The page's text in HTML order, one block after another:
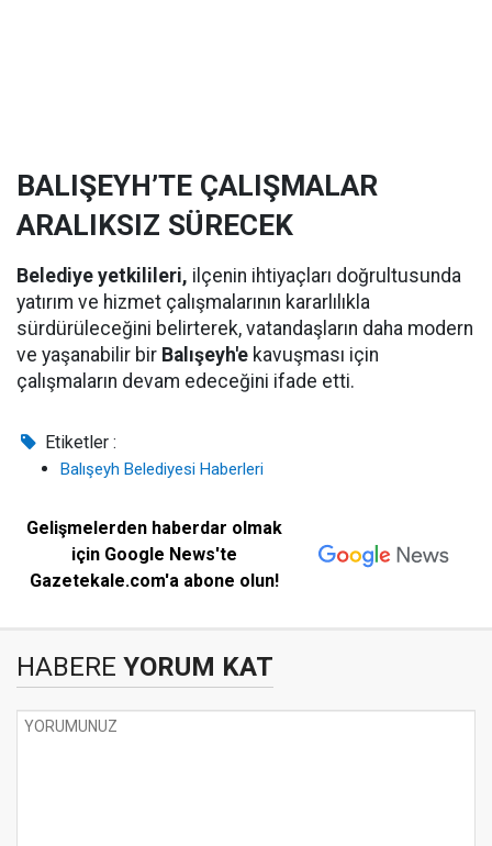
BALIŞEYH’TE ÇALIŞMALAR
ARALIKSIZ SÜRECEK
Belediye yetkilileri, ilçenin ihtiyaçları doğrultusunda
yatırım ve hizmet çalışmalarının kararlılıkla
sürdürüleceğini belirterek, vatandaşların daha modern
ve yaşanabilir bir Balışeyh'e kavuşması için
çalışmaların devam edeceğini ifade etti.
Etiketler :
Balışeyh Belediyesi Haberleri
Gelişmelerden haberdar olmak
için Google News'te
Gazetekale.com'a abone olun!
HABERE YORUM KAT